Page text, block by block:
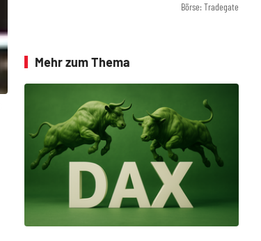
Börse: Tradegate
Mehr zum Thema